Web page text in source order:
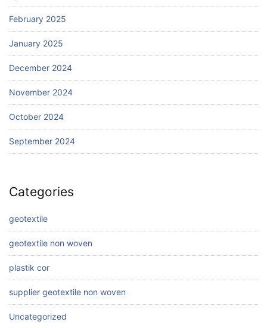
February 2025
January 2025
December 2024
November 2024
October 2024
September 2024
Categories
geotextile
geotextile non woven
plastik cor
supplier geotextile non woven
Uncategorized